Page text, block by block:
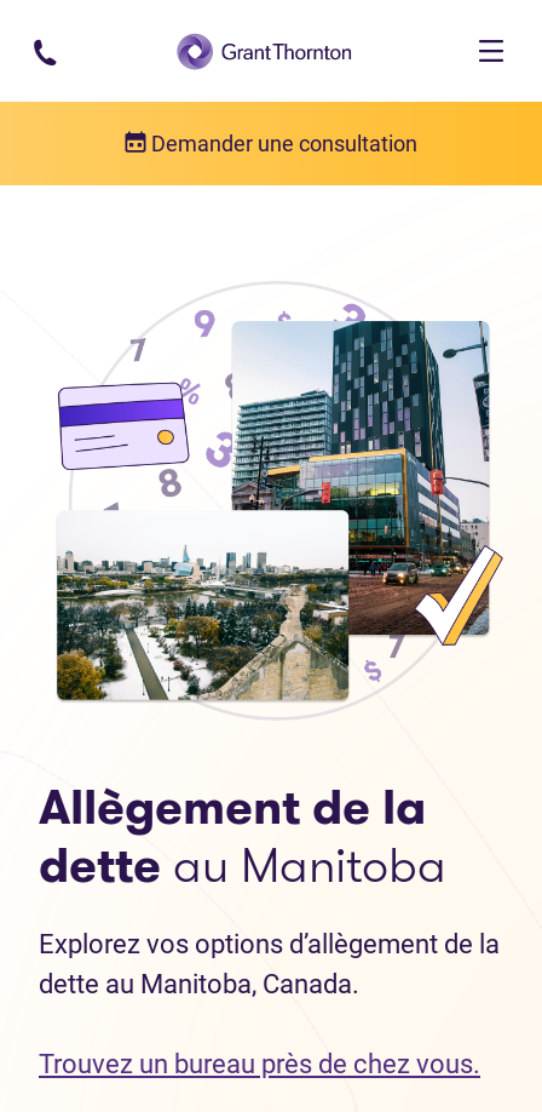
Passer au contenu principal
Demander une consultation
Allègement de la
dette au Manitoba
Explorez vos options d’allègement de la
dette au Manitoba, Canada.
Trouvez un bureau près de chez vous.